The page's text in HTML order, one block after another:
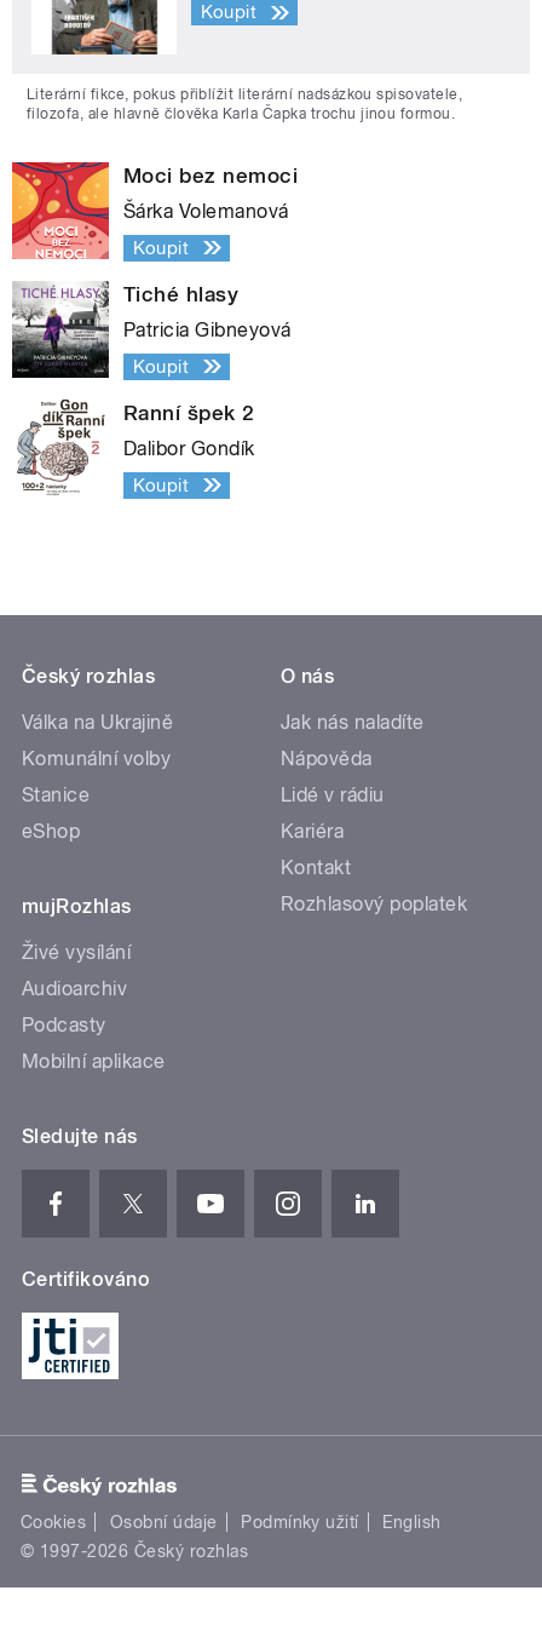
Koupit
Literární fikce, pokus přiblížit literární nadsázkou spisovatele,
filozofa, ale hlavně člověka Karla Čapka trochu jinou formou.
Moci bez nemoci
Šárka Volemanová
Koupit
Tiché hlasy
Patricia Gibneyová
Koupit
Ranní špek 2
Dalibor Gondík
Koupit
Český rozhlas
Válka na Ukrajině
Komunální volby
Stanice
eShop
mujRozhlas
Živé vysílání
Audioarchiv
Podcasty
Mobilní aplikace
O nás
Jak nás naladíte
Nápověda
Lidé v rádiu
Kariéra
Kontakt
Rozhlasový poplatek
Sledujte nás
Certifikováno
Cookies Osobní údaje Podmínky užití
English
© 1997-2026 Český rozhlas